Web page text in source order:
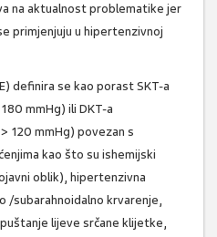
na aktualnost problematike jer
primjenjuju u hipertenzivnoj
definira se kao porast SKT-a
mmHg) ili DKT-a
120 mmHg) povezan s
kao što su ishemijski
oblik), hipertenzivna
/subarahnoidalno krvarenje,
lijeve srčane klijetke,